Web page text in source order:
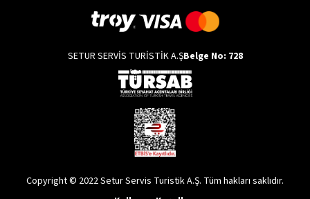
SETUR SERVİS TURİSTİK A.ŞBelge No: 728
Copyright © 2022 Setur Servis Turistik A.Ş. Tüm hakları saklıdır.